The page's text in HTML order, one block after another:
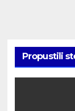
Propustili